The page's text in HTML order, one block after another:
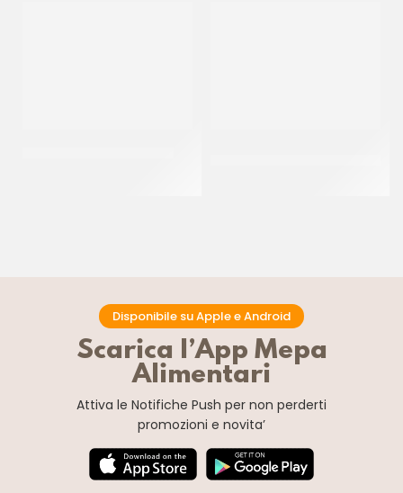
Disponibile su Apple e Android
Scarica l’App Mepa
Alimentari
Attiva le Notifiche Push per non perderti
promozioni e novita’